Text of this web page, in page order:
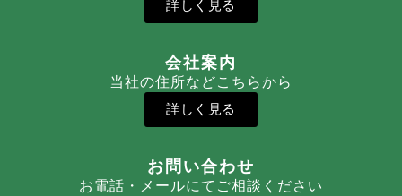
詳しく見る
会社案内
当社の住所などこちらから
詳しく見る
お問い合わせ
お電話・メールにてご相談ください